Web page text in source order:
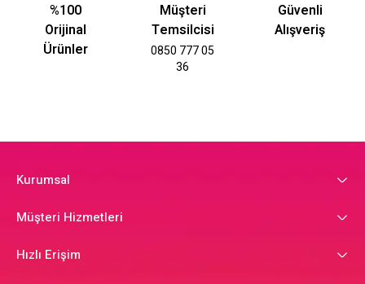
%100
Orijinal
Ürünler
Müşteri
Temsilcisi
0850 777 05
36
Güvenli
Alışveriş
Kurumsal
Müşteri Hizmetleri
Hızlı Erişim